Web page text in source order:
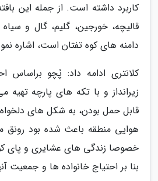
کاربرد داشته است. از جمله این
قالیچه، خورجین، گلیم، گال و
دامنه های کوه تفتان است، اشاره
کلانتری ادامه داد: پُچو براساس
زیرانداز و با تکه های پارچه
قابل حمل بودن، به شکل های
هوایی منطقه باعث شده بود رونق
خصوصا زندگی های عشایری و پای
بنا بر احتیاج خانواده ها و جمعیت